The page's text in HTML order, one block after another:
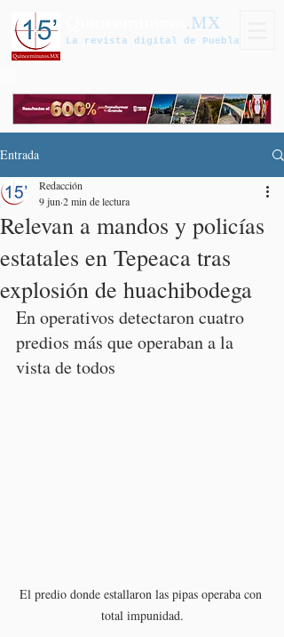
.MX
La revista digital de Puebla
Entrada
Relevan a mandos y policías
estatales en Tepeaca tras
explosión de huachibodega
Redacción
9 jun 2 min de lectura
En operativos detectaron cuatro
predios más que operaban a la
vista de todos
El predio donde estallaron las pipas operaba con
total impunidad.